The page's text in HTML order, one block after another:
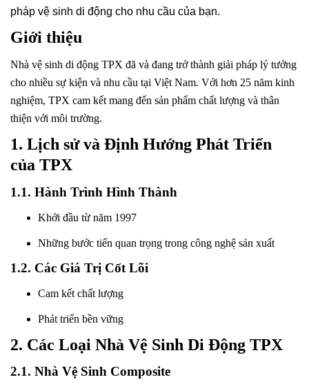
pháp vệ sinh di động cho nhu cầu của bạn.
Giới thiệu
Nhà vệ sinh di động TPX đã và đang trở thành giải pháp lý tưởng
cho nhiều sự kiện và nhu cầu tại Việt Nam. Với hơn 25 năm kinh
nghiệm, TPX cam kết mang đến sản phẩm chất lượng và thân
thiện với môi trường.
1. Lịch sử và Định Hướng Phát Triển
của TPX
1.1. Hành Trình Hình Thành
Khởi đầu từ năm 1997
Những bước tiến quan trọng trong công nghệ sản xuất
1.2. Các Giá Trị Cốt Lõi
Cam kết chất lượng
Phát triển bền vững
2. Các Loại Nhà Vệ Sinh Di Động TPX
2.1. Nhà Vệ Sinh Composite